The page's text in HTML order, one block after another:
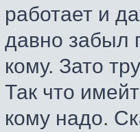
работает и
давно забыл
кому. Зато
Так что
кому надо.